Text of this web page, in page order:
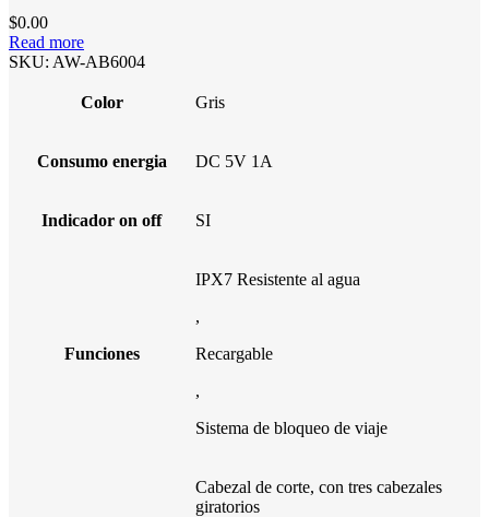
$0.00
Read more
SKU: AW-AB6004
Color Gris
Consumo energia DC 5V 1A
Indicador on off SI
Funciones
IPX7 Resistente al agua
,
Recargable
,
Sistema de bloqueo de viaje
Cabezal de corte, con tres cabezales
giratorios